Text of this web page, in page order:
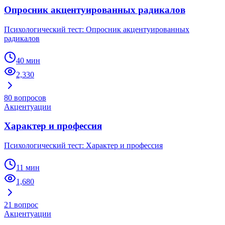
Опросник акцентуированных радикалов
Психологический тест: Опросник акцентуированных
радикалов
40 мин
2,330
80 вопросов
Акцентуации
Характер и профессия
Психологический тест: Характер и профессия
11 мин
1,680
21 вопрос
Акцентуации